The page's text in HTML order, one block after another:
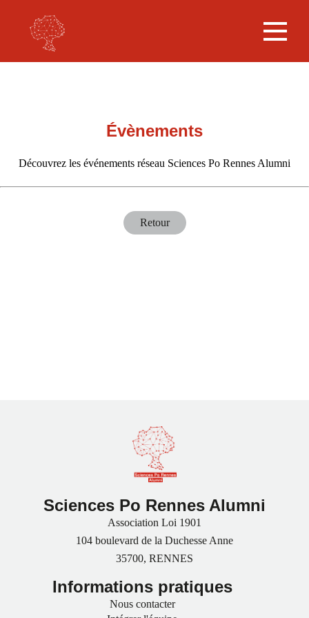
Évènements
Découvrez les événements réseau Sciences Po Rennes Alumni
Retour
Sciences Po Rennes Alumni
Association Loi 1901
104 boulevard de la Duchesse Anne
35700, RENNES
Informations pratiques
Nous contacter